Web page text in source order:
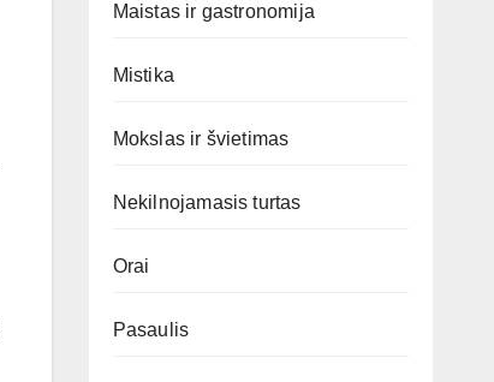
Maistas ir gastronomija
Mistika
Mokslas ir švietimas
Nekilnojamasis turtas
Orai
Pasaulis